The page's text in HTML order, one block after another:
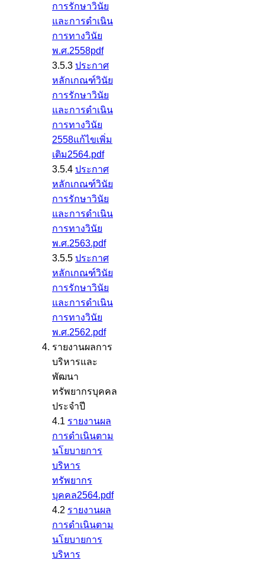
การรักษาวินัย
และการดำเนิน
การทางวินัย
พ.ศ.2558pdf
3.5.3 ประกาศ
หลักเกณฑ์วินัย
การรักษาวินัย
และการดำเนิน
การทางวินัย
2558แก้ไขเพิ่ม
เติม2564.pdf
3.5.4 ประกาศ
หลักเกณฑ์วินัย
การรักษาวินัย
และการดำเนิน
การทางวินัย
พ.ศ.2563.pdf
3.5.5 ประกาศ
หลักเกณฑ์วินัย
การรักษาวินัย
และการดำเนิน
การทางวินัย
พ.ศ.2562.pdf
รายงานผลการ
บริหารและ
พัฒนา
ทรัพยากรบุคคล
ประจำปี
4.1 รายงานผล
การดำเนินตาม
นโยบายการ
บริหาร
ทรัพยากร
บุคคล2564.pdf
4.2 รายงานผล
การดำเนินตาม
นโยบายการ
บริหาร